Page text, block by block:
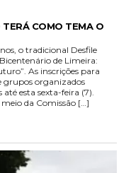
TERÁ COMO TEMA O
o tradicional Desfile
de Limeira:
As inscrições para
grupos organizados
esta sexta-feira (7).
da Comissão […]